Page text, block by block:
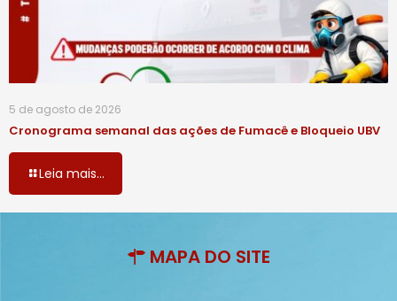
5 de agosto de 2026
Cronograma semanal das ações de Fumacê e Bloqueio UBV
Leia mais...
MAPA DO SITE